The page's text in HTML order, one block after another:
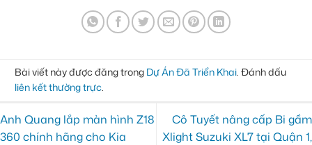
Bài viết này được đăng trong Dự Án Đã Triển Khai. Đánh dấu
liên kết thường trực.
Anh Quang lắp màn hình Z18
360 chính hãng cho Kia
Cô Tuyết nâng cấp Bi gầm
Xlight Suzuki XL7 tại Quận 1,